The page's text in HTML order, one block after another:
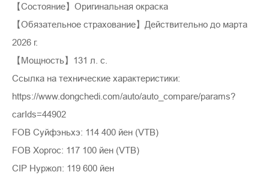
【Состояние】Оригинальная окраска
【Обязательное страхование】Действительно до марта
2026 г.
【Мощность】131 л. с.
Ссылка на технические характеристики:
https://www.dongchedi.com/auto/auto_compare/params?
carIds=44902
FOB Суйфэньхэ: 114 400 йен (VTB)
FOB Хоргос: 117 100 йен (VTB)
CIP Нуржол: 119 600 йен